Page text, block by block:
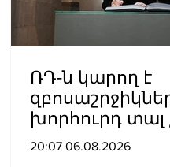
ՌԴ-ն կարող է
խորհուրդ տալ
Հայաստան՝
20:07 06.08.2026